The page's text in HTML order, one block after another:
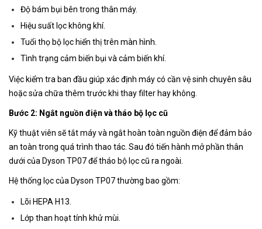
Độ bám bụi bên trong thân máy.
Hiệu suất lọc không khí.
Tuổi thọ bộ lọc hiển thị trên màn hình.
Tình trạng cảm biến bụi và cảm biến khí.
Việc kiểm tra ban đầu giúp xác định máy có cần vệ sinh chuyên sâu
hoặc sửa chữa thêm trước khi thay filter hay không.
Bước 2: Ngắt nguồn điện và tháo bộ lọc cũ
Kỹ thuật viên sẽ tắt máy và ngắt hoàn toàn nguồn điện để đảm bảo
an toàn trong quá trình thao tác. Sau đó tiến hành mở phần thân
dưới của Dyson TP07 để tháo bộ lọc cũ ra ngoài.
Hệ thống lọc của Dyson TP07 thường bao gồm:
Lõi HEPA H13.
Lớp than hoạt tính khử mùi.